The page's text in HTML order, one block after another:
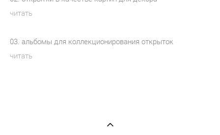
читать
03. альбомы для коллекционирования открыток
читать